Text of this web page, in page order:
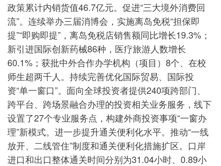
政策累计内销货值46.7亿元。促进“三大境外消费回
流”。连续举办三届消博会，实施离岛免税“担保即
提”“即购即提”，离岛免税店销售额同比增长19.3%；
新引进国际创新药械86种，医疗旅游人数增长
60.1%；获批中外合作办学机构（项目）8个、在校
师生超两千人。持续完善优化国际贸易、国际投
资“单一窗口”。面向全球投资者提供240项跨部门、
跨平台、跨场景融合办理的投资相关业务服务，线下
设置了27个专业服务点，构建外商投资事项“一窗办
理”新模式。进一步提升通关便利化水平。推动“一线
放开、二线管住”制度和通关便利化措施扩区。口岸
进口和出口整体通关时间分别为31.04小时、0.89小